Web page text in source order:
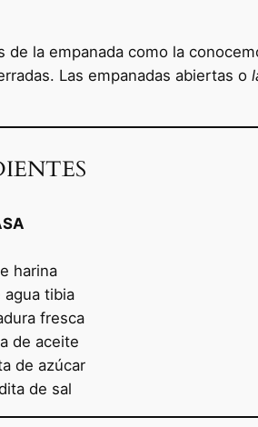
de la empanada como la
Las empanadas abiertas o
harina
tibia
fresca
de aceite
de azúcar
de sal